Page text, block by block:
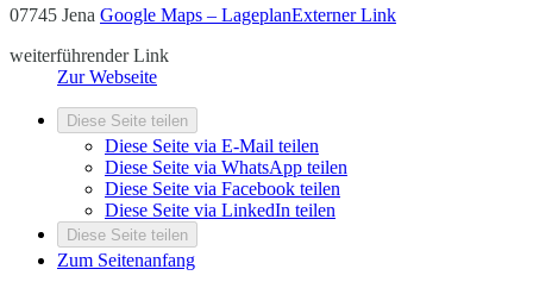
07745 Jena Google Maps – LageplanExterner Link
weiterführender Link
Zur Webseite
Diese Seite teilen
Diese Seite via E-Mail teilen
Diese Seite via WhatsApp teilen
Diese Seite via Facebook teilen
Diese Seite via LinkedIn teilen
Diese Seite teilen
Zum Seitenanfang